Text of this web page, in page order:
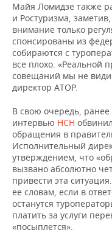
Майя Ломидзе также
и Ростуризма,
внимание только
спонсированы из
собираются с
все плохо. «Реальной
совещаний мы не
директор АТОР.
В свою очередь, ранее
интервью НСН
обращения в
Исполнительный
утверждением, что
вызвано абсолютно
привести эта
ее словам, если в
останутся
платить за услуги
«посыплется».